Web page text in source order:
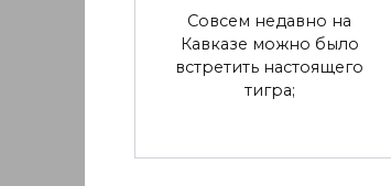
Совсем недавно на
Кавказе можно было
встретить настоящего
тигра;